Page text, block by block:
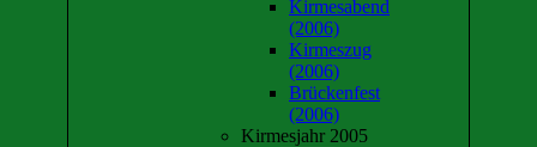
Kirmesabend
(2006)
Kirmeszug
(2006)
Brückenfest
(2006)
Kirmesjahr 2005